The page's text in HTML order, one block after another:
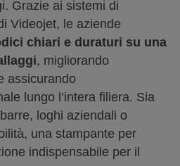
Grazie ai sistemi di
Videojet, le aziende
chiari e duraturi su una
, migliorando
assicurando
lungo l’intera filiera. Sia
loghi aziendali o
una stampante per
indispensabile per il